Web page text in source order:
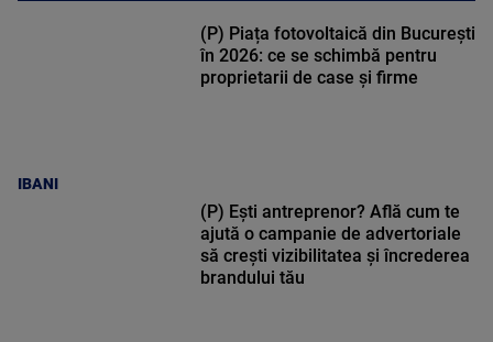
IBANI
(P) Piața fotovoltaică din București
în 2026: ce se schimbă pentru
proprietarii de case și firme
(P) Ești antreprenor? Află cum te
ajută o campanie de advertoriale
să crești vizibilitatea și încrederea
brandului tău